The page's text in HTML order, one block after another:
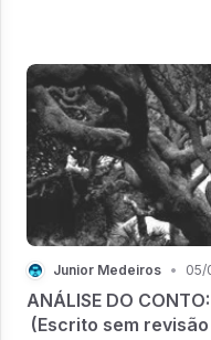
Junior Medeiros • 05/
ANÁLISE DO
(Escrito sem